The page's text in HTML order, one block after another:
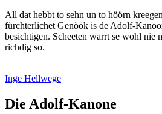
All dat hebbt to sehn un to höörn
fürchterlichet Genöök is de Adolf-
besichtigen. Scheeten warrt se wohl nie
richdig so.
Inge Hellwege
Die Adolf-Kanone